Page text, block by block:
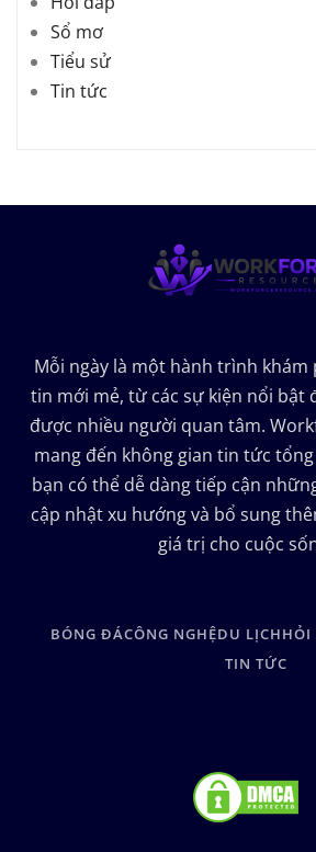
Sổ mơ
Tiểu sử
Tin tức
Mỗi ngày là một hành trình
tin mới mẻ, từ các sự kiện nổi bật
được nhiều người quan tâm.
mang đến không gian tin tức
bạn có thể dễ dàng tiếp cận
cập nhật xu hướng và bổ sung
giá trị cho cuộc
BÓNG ĐÁCÔNG NGHỆDU LỊCHHỎI
TIN TỨC